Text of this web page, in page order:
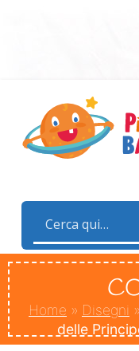
Home » Disegni »
delle